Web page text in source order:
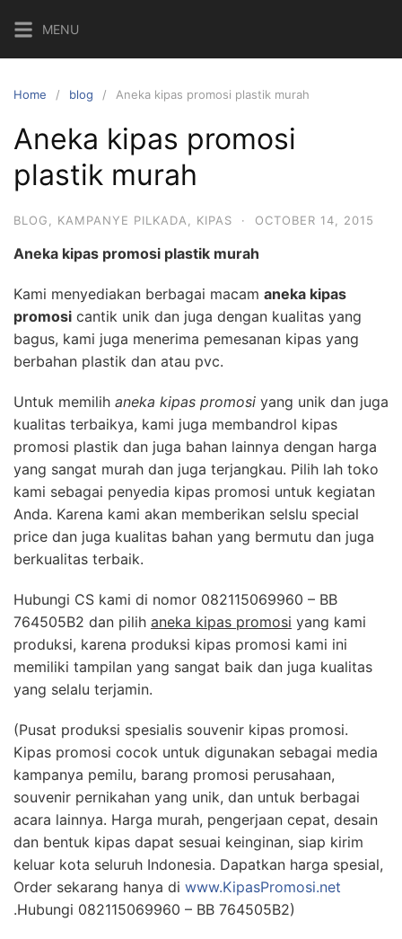
content
MENU
Home blog Aneka kipas promosi plastik murah
Aneka kipas promosi
plastik murah
BLOG KAMPANYE PILKADA KIPAS · OCTOBER 14, 2015
Aneka kipas promosi plastik murah
Kami menyediakan berbagai macam aneka kipas
promosi cantik unik dan juga dengan kualitas yang
bagus, kami juga menerima pemesanan kipas yang
berbahan plastik dan atau pvc.
Untuk memilih aneka kipas promosi yang unik dan juga
kualitas terbaikya, kami juga membandrol kipas
promosi plastik dan juga bahan lainnya dengan harga
yang sangat murah dan juga terjangkau. Pilih lah toko
kami sebagai penyedia kipas promosi untuk kegiatan
Anda. Karena kami akan memberikan selslu special
price dan juga kualitas bahan yang bermutu dan juga
berkualitas terbaik.
Hubungi CS kami di nomor 082115069960 – BB
764505B2 dan pilih aneka kipas promosi yang kami
produksi, karena produksi kipas promosi kami ini
memiliki tampilan yang sangat baik dan juga kualitas
yang selalu terjamin.
(Pusat produksi spesialis souvenir kipas promosi.
Kipas promosi cocok untuk digunakan sebagai media
kampanya pemilu, barang promosi perusahaan,
souvenir pernikahan yang unik, dan untuk berbagai
acara lainnya. Harga murah, pengerjaan cepat, desain
dan bentuk kipas dapat sesuai keinginan, siap kirim
keluar kota seluruh Indonesia. Dapatkan harga spesial,
Order sekarang hanya di www.KipasPromosi.net
.Hubungi 082115069960 – BB 764505B2)